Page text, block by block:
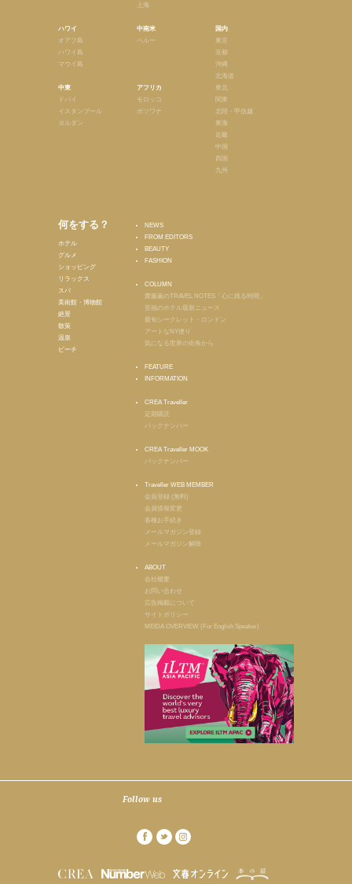
ハワイ
オアフ島
ハワイ島
マウイ島
中東
ドバイ
イスタンブール
ヨルダン
上海
中南米
ペルー
アフリカ
モロッコ
ボツワナ
国内
東京
京都
沖縄
北海道
東北
関東
北陸・甲信越
東海
近畿
中国
四国
九州
何をする？
ホテル
グルメ
ショッピング
リラックス
スパ
美術館・博物館
絶景
散策
温泉
ビーチ
NEWS
FROM EDITORS
BEAUTY
FASHION
COLUMN
齋藤薫のTRAVEL NOTES「心に残る時間」
至福のホテル最新ニュース
最旬シークレット・ロンドン
アートなNY便り
気になる世界の街角から
FEATURE
INFORMATION
CREA Traveller
定期購読
バックナンバー
CREA Traveller MOOK
バックナンバー
Traveller WEB MEMBER
会員登録 (無料)
会員情報変更
各種お手続き
メールマガジン登録
メールマガジン解除
ABOUT
会社概要
お問い合わせ
広告掲載について
サイトポリシー
MEIDA OVERVIEW (For English Speaker)
Follow us